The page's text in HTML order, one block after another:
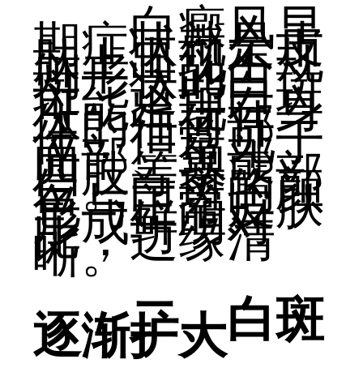
白癜风早
期症状就是皮
肤上出现不规
则形状的白
斑。这些白斑
可能出现在身
体的任何部
位，但常见于
面部、颈部、
四肢等暴露部
位。白斑的颜
色与正常皮肤
形成鲜明对
比，边缘清
晰。
二、白斑
逐渐扩大